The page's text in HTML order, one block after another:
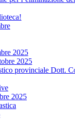
2025
2025
provinciale Dott.
2025